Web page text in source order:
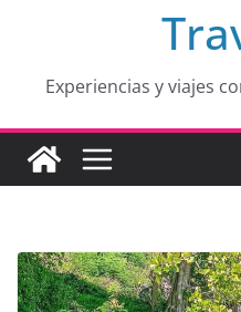
Experiencias y viajes